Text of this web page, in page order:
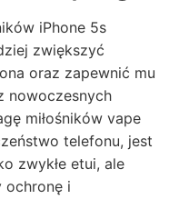
iPhone 5s
zwiększyć
oraz zapewnić mu
nowoczesnych
miłośników vape
telefonu, jest
zwykłe etui, ale
ochronę i